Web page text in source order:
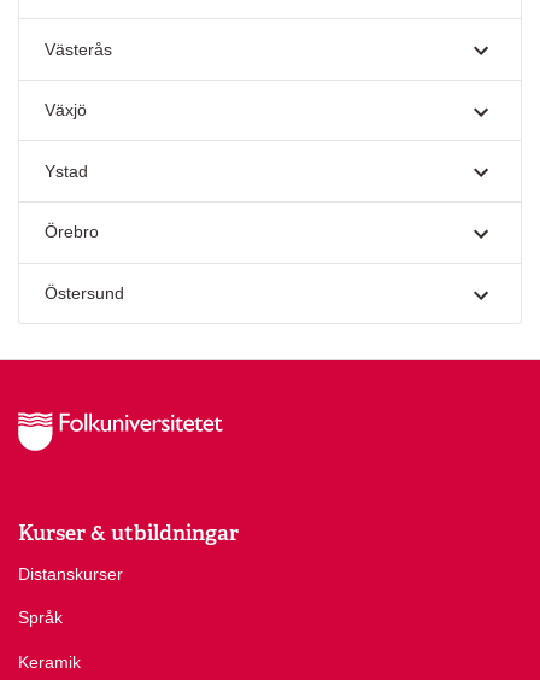
Västerås
Växjö
Ystad
Örebro
Östersund
Kurser & utbildningar
Distanskurser
Språk
Keramik